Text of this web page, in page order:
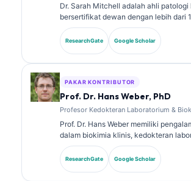
Dr. Sarah Mitchell adalah ahli patologi
bersertifikat dewan dengan lebih dari
pengalaman dalam bidang kedokteran
dan analisis diagnostik. Ia memiliki
dalam kimia klinis dan telah banyak
ResearchGate Google Scholar
PAKAR KONTRIBUTOR
Prof. Dr. Hans Weber, PhD
Profesor Kedokteran Laboratorium &
Prof. Dr. Hans Weber memiliki
dalam biokimia klinis, kedokteran
riset biomarker. Mantan Presiden
Clinical Chemistry, ia mengkhususkan
analisis panel diagnostik, standardisasi
ResearchGate Google Scholar